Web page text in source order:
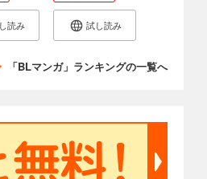
読み 試し読み
「BLマンガ」ランキングの一覧へ